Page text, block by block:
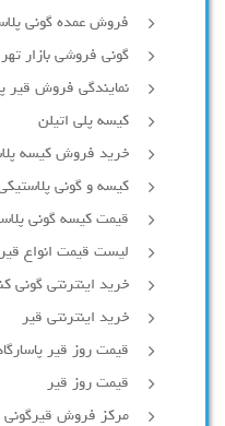
فروش عمده گونی
گونی فروشی بازار
نمایندگی فروش قیر
کیسه پلی اتیلن
خرید فروش کیسه
کیسه و گونی
قیمت کیسه گونی
لیست قیمت انواع
خرید اینترنتی گونی
خرید اینترنتی قیر
قیمت روز قیر
قیمت روز قیر
مرکز فروش قیرگونی